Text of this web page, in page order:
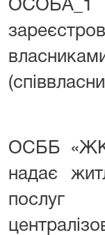
ОСОБА_1
ОСББ «ЖК
надає
послуг